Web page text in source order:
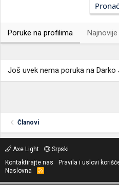
Poruke na profilima
Još uvek nema poruka na Darko
Članovi
Axe Light
Srpski
Kontaktirajte nas
Pravila i uslovi
Naslovna
R
S